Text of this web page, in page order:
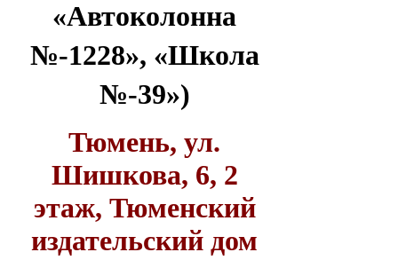
«Автоколонна
№-1228», «Школа
№-39»)
Тюмень, ул.
Шишкова, 6, 2
этаж, Тюменский
издательский дом